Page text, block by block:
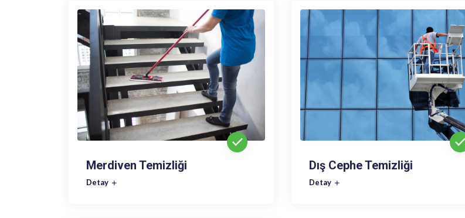
Merdiven Temizliği
Detay
Dış Cephe Temizliği
Detay